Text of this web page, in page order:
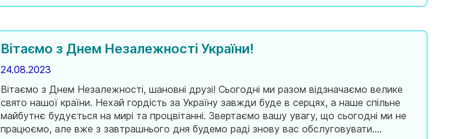
Вітаємо з Днем Незалежності України!
24.08.2023
Вітаємо з Днем Незалежності, шановні друзі! Сьогодні ми разом відзначаємо велике
свято нашої країни. Нехай гордість за Україну завжди буде в серцях, а наше спільне
майбутнє будується на мирі та процвітанні. Звертаємо вашу увагу, що сьогодні ми не
працюємо, але вже з завтрашнього дня будемо раді знову вас обслуговувати.